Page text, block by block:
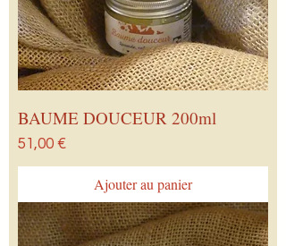
BAUME DOUCEUR 200ml
Prix
51,00 €
Ajouter au panier